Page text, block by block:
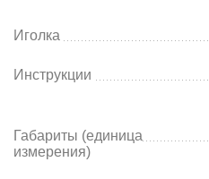
Иголка
Инструкции
Габариты (единица
измерения)